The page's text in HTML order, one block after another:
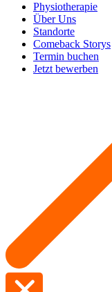
Physiotherapie
Über Uns
Standorte
Comeback Storys
Termin buchen
Jetzt bewerben